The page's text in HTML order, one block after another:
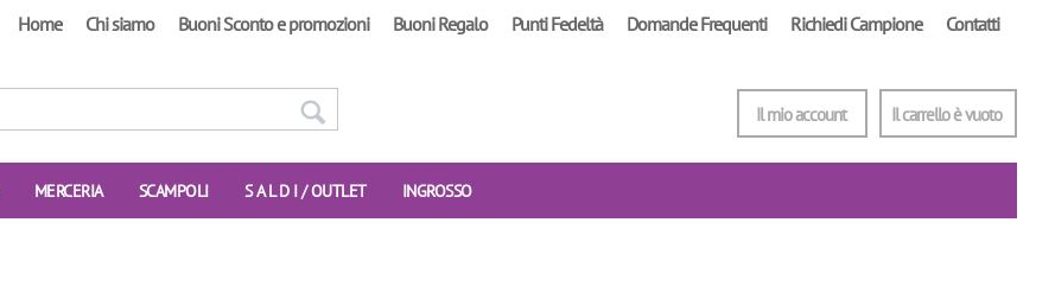
Home Chi siamo Buoni Sconto e promozioni Buoni Regalo Punti Fedeltà Domande Frequenti Richiedi Campione Contatti
Il carrello è vuoto
Il mio account
MERCERIA SCAMPOLI S A L D I / OUTLET INGROSSO